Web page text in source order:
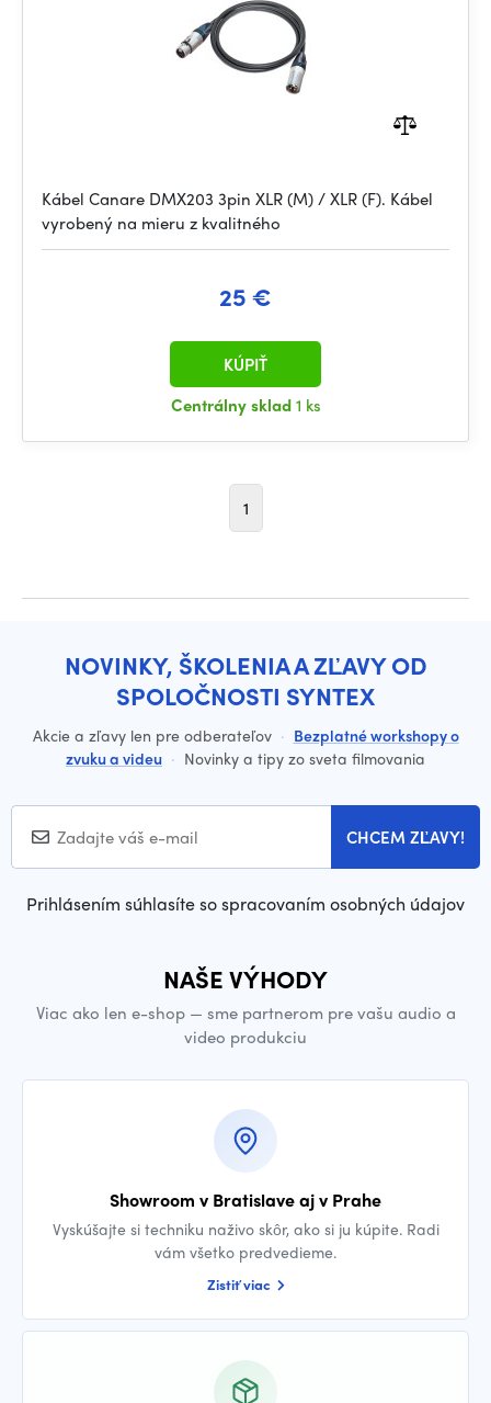
Kábel Canare DMX203 3pin XLR (M) / XLR (F). Kábel
vyrobený na mieru z kvalitného
25 €
Centrálny sklad1 ks
KÚPIŤ
1
NOVINKY, ŠKOLENIA A ZĽAVY OD
SPOLOČNOSTI SYNTEX
Akcie a zľavy len pre odberateľov · Bezplatné workshopy o
zvuku a videu · Novinky a tipy zo sveta filmovania
CHCEM ZĽAVY!
Prihlásením súhlasíte so spracovaním osobných údajov
NAŠE VÝHODY
Viac ako len e-shop — sme partnerom pre vašu audio a
video produkciu
Showroom v Bratislave aj v Prahe
Vyskúšajte si techniku naživo skôr, ako si ju kúpite. Radi
vám všetko predvedieme.
Zistiť viac